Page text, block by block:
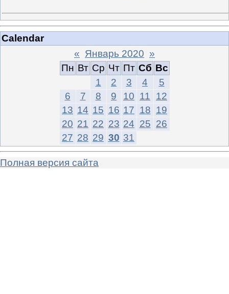
Calendar
« Январь 2020 »
Пн Вт Ср Чт Пт Сб Вс
1
2 3 4
5
6
7 8 9 10 11
12
13 14 15 16 17 18 19
20 21 22 23 24 25 26
27 28 29 30 31
Полная версия сайта